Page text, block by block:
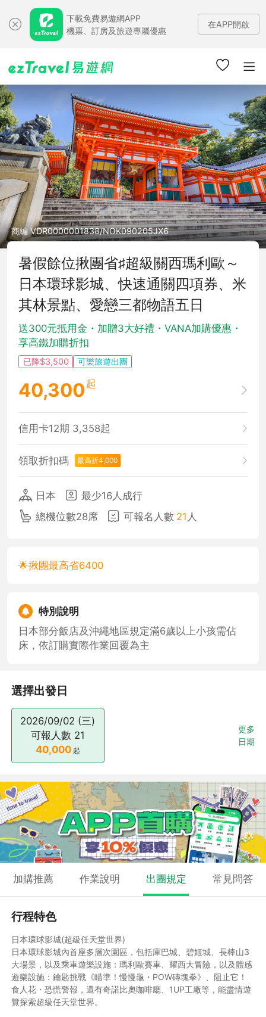
下載免費易遊網APP
機票、訂房及旅遊專屬優惠
在APP開啟
商編 VDR0000001838/NOK090205JX6
暑假餘位揪團省♯超級關西瑪利歐～
日本環球影城、快速通關四項券、米
其林景點、愛戀三都物語五日
送300元抵用金・加贈3大好禮・VANA加購優惠・
享高鐵加購折扣
已降$3,500 可樂旅遊出團
40,300 起
信用卡12期 3,358起
領取折扣碼 最高折4,000
日本
最少16人成行
總機位數28席
可報名人數 21 人
🌟揪團最高省6400
特別說明
日本部分飯店及沖繩地區規定滿6歲以上小孩需佔
床，依訂購實際作業回覆為主
選擇出發日
2026/09/02 (三)
可報人數 21
40,000 起
更多
日期
加購推薦 作業說明 出團規定 常見問答
行程特色
日本環球影城(超級任天堂世界)
日本環球影城內首座多層次園區，包括庫巴城、碧姬城、長棒山3
大場景，以及乘車遊樂設施：瑪利歐賽車、耀西大冒險，以及體感
遊樂設施：鑰匙挑戰《瞄準！慢慢龜・POW磚塊拳》、阻止它！
食人花・恐慌警報，還有奇諾比奧咖啡廳、1UP工廠等，能盡情遊
覽探索超級任天堂世界。